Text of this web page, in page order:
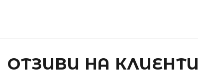
ОТЗИВИ НА КЛИЕНТИ